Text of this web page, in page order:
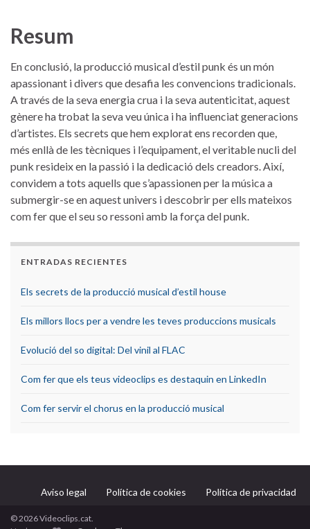
Resum
En ⁤conclusió, la​ producció ⁤musical d’estil punk és un món
apassionant i divers que desafia les convencions tradicionals.
‍A través de la seva⁣ energia​ crua i la⁢ seva ⁤autenticitat, ⁢aquest
gènere⁣ ha trobat⁤ la seva veu única i ​ha influenciat generacions
‍d’artistes. ​Els⁤ secrets que hem explorat​ ens recorden ⁣que,
més ​enllà de les tècniques ⁣i l’equipament, el veritable nucli del
punk ​resideix en la ⁤passió i⁤ la⁣ dedicació dels creadors. Així, ​
convidem ​a tots aquells que s’apassionen‌ per la música ‌a
submergir-se ⁢en aquest ⁣univers i descobrir per ells mateixos
com fer que el seu so ressoni‍ amb la⁤ força del punk.
ENTRADAS RECIENTES
Els secrets de la producció musical d’estil house
Els millors llocs per a vendre les teves produccions musicals
Evolució del so digital: Del vinil al FLAC
Com fer que els teus videoclips es destaquin en LinkedIn
Com fer servir el chorus en la producció musical
Aviso legal Política de cookies Política de privacidad
© 2026 Videoclips.cat.